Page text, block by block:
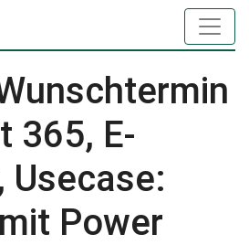
365, E-
Usecase:
Power